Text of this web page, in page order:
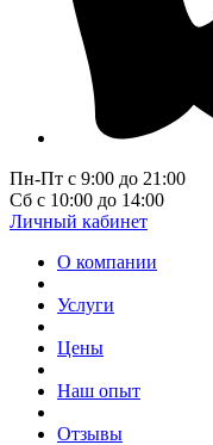
Пн-Пт с 9:00 до 21:00
Сб с 10:00 до 14:00
Личный кабинет
О компании
Услуги
Цены
Наш опыт
Отзывы